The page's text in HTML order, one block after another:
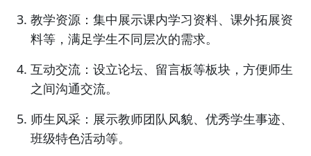
教学资源：集中展示课内学习资料、课外拓展资
料等，满足学生不同层次的需求。
互动交流：设立论坛、留言板等板块，方便师生
之间沟通交流。
师生风采：展示教师团队风貌、优秀学生事迹、
班级特色活动等。